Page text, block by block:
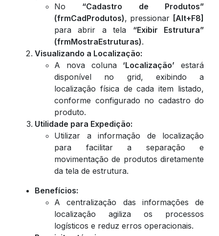
No “Cadastro de Produtos”
(frmCadProdutos), pressionar [Alt+F8]
para abrir a tela “Exibir Estrutura”
(frmMostraEstruturas).
Visualizando a Localização:
A nova coluna ‘Localização’ estará
disponível no grid, exibindo a
localização física de cada item listado,
conforme configurado no cadastro do
produto.
Utilidade para Expedição:
Utilizar a informação de localização
para facilitar a separação e
movimentação de produtos diretamente
da tela de estrutura.
Benefícios:
A centralização das informações de
localização agiliza os processos
logísticos e reduz erros operacionais.